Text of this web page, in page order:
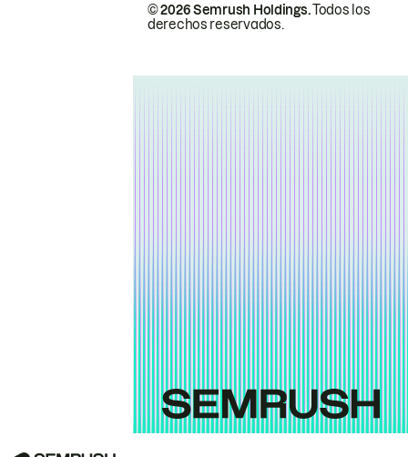
© 2026 Semrush Holdings.Todos los
derechos reservados.